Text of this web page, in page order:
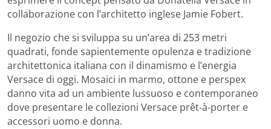
collaborazione con l’architetto inglese Jamie Fobert.
Il negozio che si sviluppa su un’area di 253 metri
quadrati, fonde sapientemente opulenza e tradizione
architettonica italiana con il dinamismo e l’energia
Versace di oggi. Mosaici in marmo, ottone e perspex
danno vita ad un ambiente lussuoso e contemporaneo
dove presentare le collezioni Versace prêt-à-porter e
accessori uomo e donna.